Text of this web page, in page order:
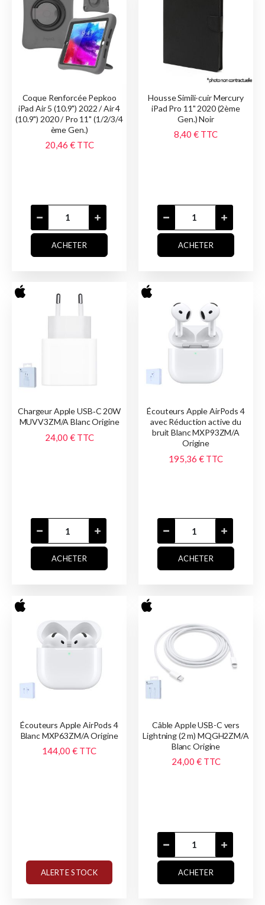
Coque Renforcée Pepkoo
iPad Air 5 (10.9") 2022 / Air 4
(10.9") 2020 / Pro 11" (1/2/3/4
ème Gen.)
20,46 € TTC
ACHETER
Housse Simili-cuir Mercury
iPad Pro 11" 2020 (2ème
Gen.) Noir
8,40 € TTC
ACHETER
Chargeur Apple USB‑C 20W
MUVV3ZM/A Blanc Origine
24,00 € TTC
ACHETER
Écouteurs Apple AirPods 4
avec Réduction active du
bruit Blanc MXP93ZM/A
Origine
195,36 € TTC
ACHETER
Écouteurs Apple AirPods 4
Blanc MXP63ZM/A Origine
144,00 € TTC
ALERTE STOCK
Câble Apple USB-C vers
Lightning (2 m) MQGH2ZM/A
Blanc Origine
24,00 € TTC
ACHETER